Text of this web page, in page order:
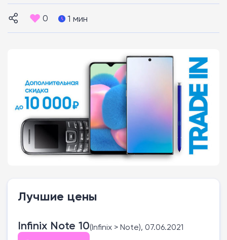
0 1 мин
Лучшие цены
Infinix Note 10(Infinix > Note), 07.06.2021